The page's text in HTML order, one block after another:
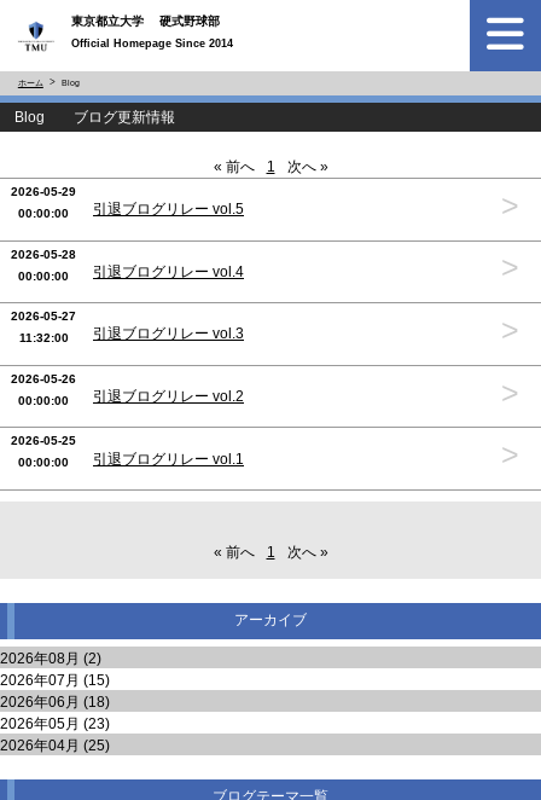
東京都立大学 硬式野球部
Official Homepage Since 2014
ホーム Blog
Blog ブログ更新情報
« 前へ 1 次へ »
2026-05-29
00:00:00
引退ブログリレー vol.5 >
2026-05-28
00:00:00
引退ブログリレー vol.4 >
2026-05-27
11:32:00
引退ブログリレー vol.3 >
2026-05-26
00:00:00
引退ブログリレー vol.2 >
2026-05-25
00:00:00
引退ブログリレー vol.1 >
« 前へ 1 次へ »
アーカイブ
2026年08月 (2)
2026年07月 (15)
2026年06月 (18)
2026年05月 (23)
2026年04月 (25)
ブログテーマ一覧